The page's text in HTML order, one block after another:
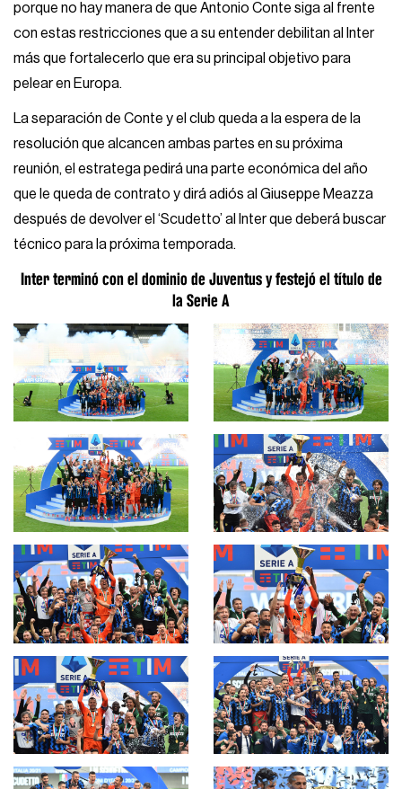
porque no hay manera de que Antonio Conte siga al frente
con estas restricciones que a su entender debilitan al Inter
más que fortalecerlo que era su principal objetivo para
pelear en Europa.
La separación de Conte y el club queda a la espera de la
resolución que alcancen ambas partes en su próxima
reunión, el estratega pedirá una parte económica del año
que le queda de contrato y dirá adiós al Giuseppe Meazza
después de devolver el ‘Scudetto’ al Inter que deberá buscar
técnico para la próxima temporada.
Inter terminó con el dominio de Juventus y festejó el título de
la Serie A